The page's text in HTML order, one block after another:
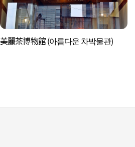
美麗茶博物館 (아름다운 차박물관)